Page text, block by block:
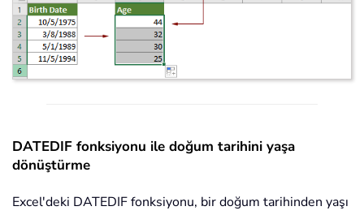
DATEDIF fonksiyonu ile doğum tarihini yaşa
dönüştürme
Excel'deki DATEDIF fonksiyonu, bir doğum tarihinden yaşı